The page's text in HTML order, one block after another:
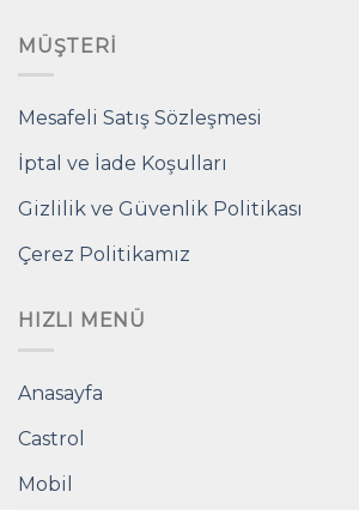
MÜŞTERI
Mesafeli Satış Sözleşmesi
İptal ve İade Koşulları
Gizlilik ve Güvenlik Politikası
Çerez Politikamız
HIZLI MENÜ
Anasayfa
Castrol
Mobil